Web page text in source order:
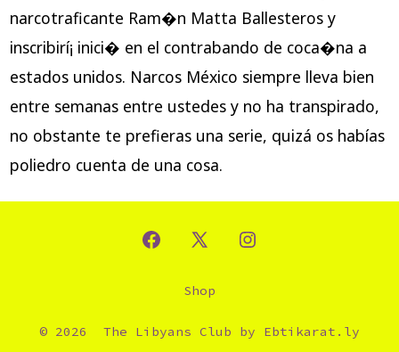
narcotraficante Ram�n Matta Ballesteros y
inscribirí¡ inici� en el contrabando de coca�na a
estados unidos. Narcos México siempre lleva bien
entre semanas entre ustedes y no ha transpirado,
no obstante te prefieras una serie, quizá os habías
poliedro cuenta de una cosa.
Shop
© 2026 The Libyans Club by Ebtikarat.ly